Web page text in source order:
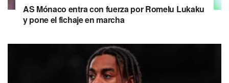
AS Mónaco entra con fuerza por Romelu Lukaku
y pone el fichaje en marcha